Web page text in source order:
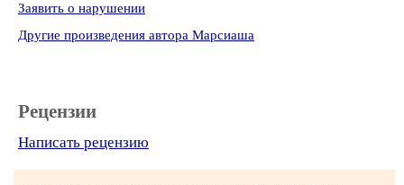
Заявить о нарушении
Другие произведения автора Марсиаша
Рецензии
Написать рецензию